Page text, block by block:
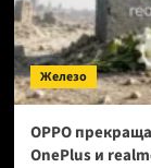
Железо
OPPO
OnePlus и